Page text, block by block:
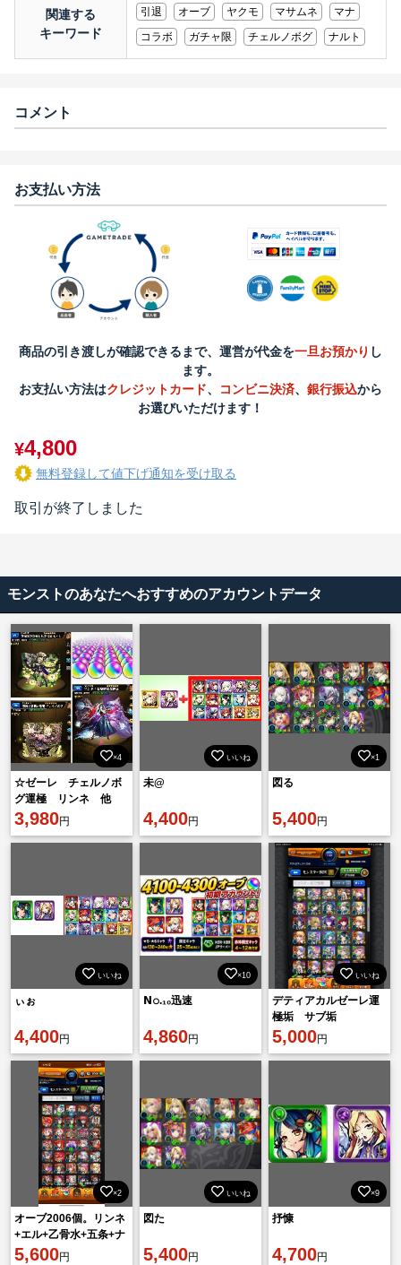
関連する
キーワード
引退 オーブ ヤクモ マサムネ
マナ
コラボ
ガチャ限 チェルノボグ ナルト
コメント
お支払い方法
商品の引き渡しが確認できるまで、運営が代金を一旦お預かり し
ます。
お支払い方法はクレジットカード、 コンビニ決済、 銀行振込から
お選びいただけます！
¥4,800
無料登録して値下げ通知を受け取る
取引が終了しました
モンストのあなたへおすすめのアカウントデータ
×4
☆ゼーレ チェルノボ
グ運極 リンネ 他
オーブチケット込み１
８5０個↑↑ く17
3,980円
いいね
未@
4,400円
×1
図る
5,400円
いいね
ぃぉ
4,400円
×10
𝗡𝚘.₁₀迅速
4,860円
いいね
デティアカルゼーレ運
極垢 サブ垢
5,000円
×2
オーブ2006個。リンネ
+エル+乙骨水+五条+ナ
ルト+自来也
5,600円
いいね
図た
5,400円
×9
抒慷
4,700円